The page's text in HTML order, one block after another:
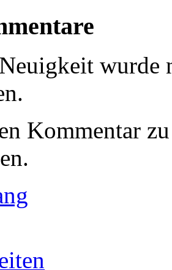
wurde
Kommentar